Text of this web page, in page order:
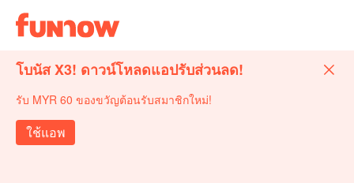
โบนัส X3! ดาวน์โหลดแอปรับส่วนลด!
รับ MYR 60 ของขวัญต้อนรับสมาชิกใหม่!
ใช้แอพ